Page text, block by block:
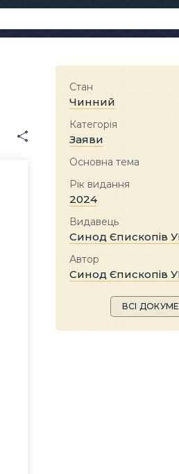
Стан
Чинний
Категорія
Заяви
Основна тема
Рік видання
2024
Видавець
Синод Єпископів
Автор
Синод Єпископів
ВСІ